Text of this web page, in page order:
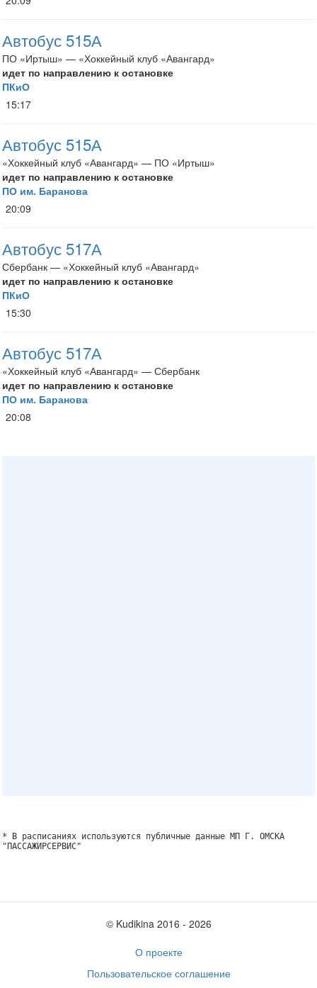
Автобус 515А
ПО «Иртыш» — «Хоккейный клуб «Авангард»
идет по направлению к остановке
ПКиО
15:17
Автобус 515А
«Хоккейный клуб «Авангард» — ПО «Иртыш»
идет по направлению к остановке
ПО им. Баранова
20:09
Автобус 517А
Сбербанк — «Хоккейный клуб «Авангард»
идет по направлению к остановке
ПКиО
15:30
Автобус 517А
«Хоккейный клуб «Авангард» — Сбербанк
идет по направлению к остановке
ПО им. Баранова
20:08
* В расписаниях используются публичные данные МП Г. ОМСКА
"ПАССАЖИРСЕРВИС"
© Kudikina 2016 ‐ 2026
О проекте
Пользовательское соглашение